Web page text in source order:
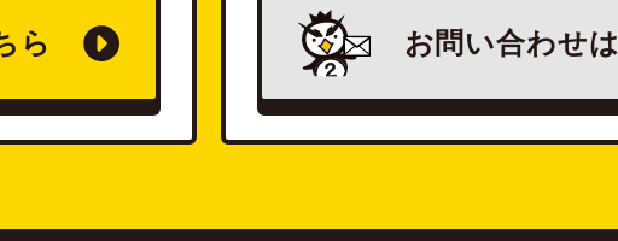
ら お問い合わせは